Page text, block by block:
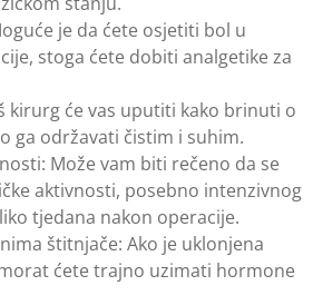
je da ćete osjetiti bol u
stoga ćete dobiti analgetike za
kirurg će vas uputiti kako brinuti o
ga održavati čistim i suhim.
Može vam biti rečeno da se
aktivnosti, posebno intenzivnog
tjedana nakon operacije.
štitnjače: Ako je uklonjena
ćete trajno uzimati hormone